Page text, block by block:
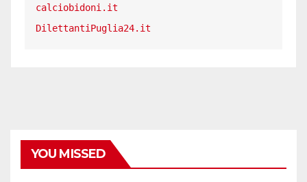
calciobidoni.it
DilettantiPuglia24.it
YOU MISSED